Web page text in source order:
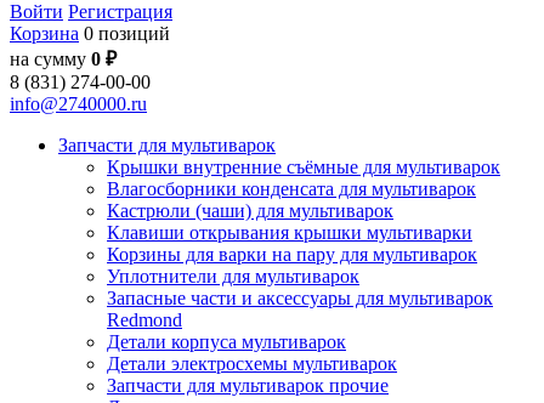
Войти Регистрация
Корзина 0 позиций
на сумму 0 ₽
8 (831) 274-00-00
info@2740000.ru
Запчасти для мультиварок
Крышки внутренние съёмные для мультиварок
Влагосборники конденсата для мультиварок
Кастрюли (чаши) для мультиварок
Клавиши открывания крышки мультиварки
Корзины для варки на пару для мультиварок
Уплотнители для мультиварок
Запасные части и аксессуары для мультиварок
Redmond
Детали корпуса мультиварок
Детали электросхемы мультиварок
Запчасти для мультиварок прочие